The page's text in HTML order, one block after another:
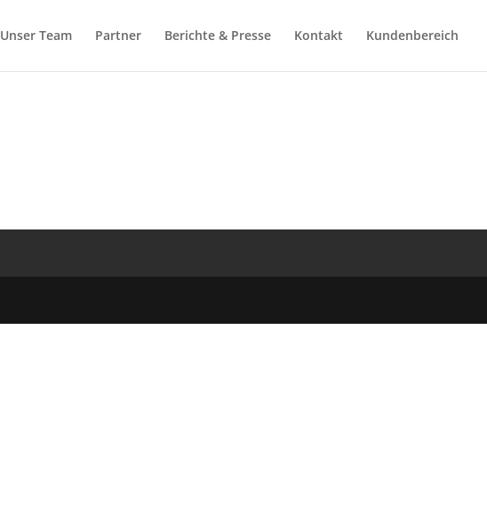
Unser Team Partner Berichte & Presse Kontakt Kundenbereich